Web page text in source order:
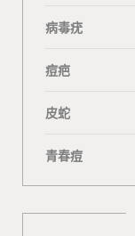
病毒疣
痘疤
皮蛇
青春痘